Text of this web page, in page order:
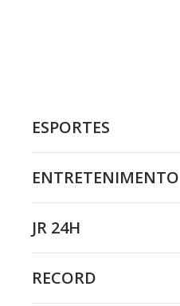
ESPORTES
ENTRETENIMENTO
JR 24H
RECORD